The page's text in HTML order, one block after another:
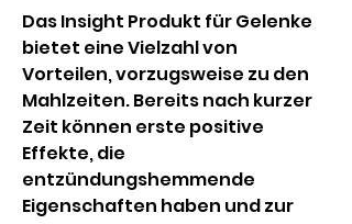
Das Insight Produkt für Gelenke
bietet eine Vielzahl von
Vorteilen, vorzugsweise zu den
Mahlzeiten. Bereits nach kurzer
Zeit können erste positive
Effekte, die
entzündungshemmende
Eigenschaften haben und zur